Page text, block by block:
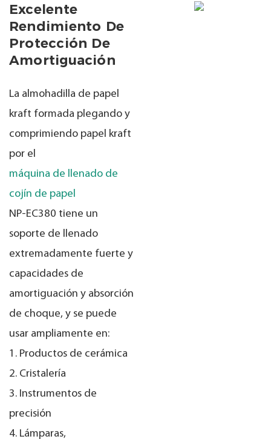
Excelente
Rendimiento De
Protección De
Amortiguación
La almohadilla de papel
kraft formada plegando y
comprimiendo papel kraft
por el
máquina de llenado de
cojín de papel
NP-EC380 tiene un
soporte de llenado
extremadamente fuerte y
capacidades de
amortiguación y absorción
de choque, y se puede
usar ampliamente en:
1. Productos de cerámica
2. Cristalería
3. Instrumentos de
precisión
4. Lámparas,